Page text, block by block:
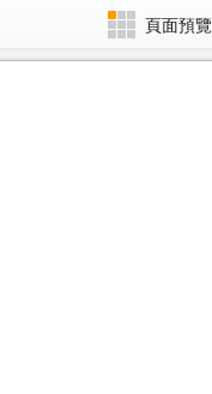
頁面預覽